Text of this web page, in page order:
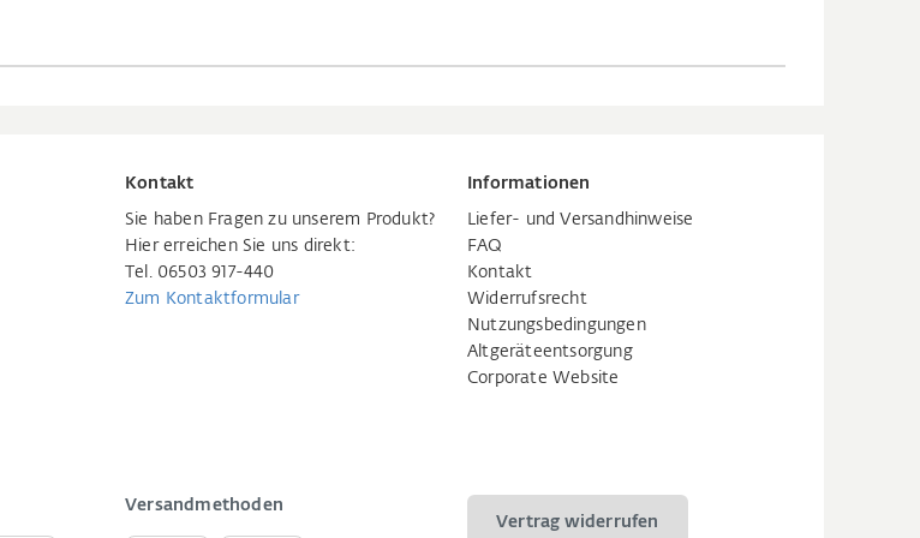
Kontakt
Sie haben Fragen zu unserem Produkt?
Hier erreichen Sie uns direkt:
Tel. 06503 917-440
Zum Kontaktformular
Informationen
Liefer- und Versandhinweise
FAQ
Kontakt
Widerrufsrecht
Nutzungsbedingungen
Altgeräteentsorgung
Corporate Website
Versandmethoden
Vertrag widerrufen